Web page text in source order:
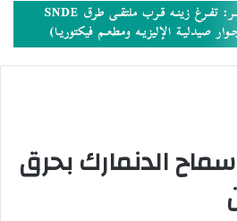
سماح الدنمارك بحرق